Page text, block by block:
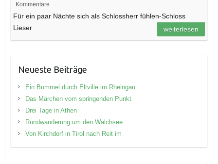
Kommentare
Für ein paar Nächte sich als Schlossherr fühlen-Schloss
Lieser
weiterlesen
Neueste Beiträge
Ein Bummel durch Eltville im Rheingau
Das Märchen vom springenden Punkt
Drei Tage in Athen
Rundwanderung um den Walchsee
Von Kirchdorf in Tirol nach Reit im